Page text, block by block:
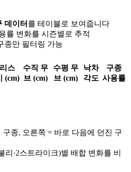
데이터 를 테이블로 보여줍니다
률 변화를 시즌별로 추적
종만 필터링 가능
스
(cm)
수직 무
브 (cm)
수평 무
브 (cm)
낙차
각도
구종
사용률
구종, 오른쪽 = 바로 다음에 던진 구
리·2스트라이크)별 배합 변화를 비